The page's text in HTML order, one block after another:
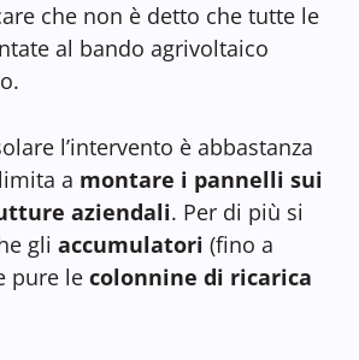
che non è detto che tutte le
al bando agrivoltaico
l’intervento è abbastanza
a montare i pannelli sui
aziendali. Per di più si
gli accumulatori (fino a
pure le colonnine di ricarica